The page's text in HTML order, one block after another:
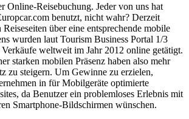
Online-Reisebuchung. Jeder von uns hat
benutzt, nicht wahr? Derzeit
über eine entsprechende mobile
wurden laut Tourism Business Portal 1/3
Verkäufe weltweit im Jahr 2012 online getätigt.
starken mobilen Präsenz haben also mehr
zu steigern. Um Gewinne zu erzielen,
in für Mobilgeräte optimierte
da Benutzer ein problemloses Erlebnis mit
Smartphone-Bildschirmen wünschen.